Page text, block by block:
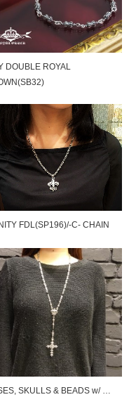
DOUBLE ROYAL
FDL(SP196)/-C- CHAIN
SKULLS & BEADS w/ …
（SN-SLK01）
（SN-SLK01）